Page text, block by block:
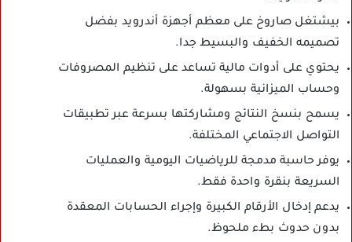
بيشتغل صاروخ على معظم أجهزة أندرويد بفضل
تصميمه الخفيف والبسيط جدا.
يحتوي على أدوات مالية تساعد على تنظيم المصروفات
وحساب الميزانية بسهولة.
يسمح بنسخ النتائج ومشاركتها بسرعة عبر تطبيقات
التواصل الاجتماعي المختلفة.
يوفر حاسبة مدمجة للرياضيات اليومية والعمليات
السريعة بنقرة واحدة فقط.
يدعم إدخال الأرقام الكبيرة وإجراء الحسابات المعقدة
بدون حدوث بطء ملحوظ.